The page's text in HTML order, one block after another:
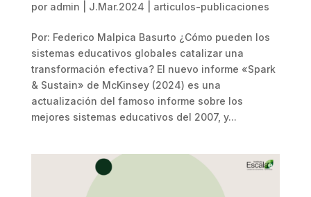
por admin J.Mar.2024 articulos-publicaciones
Por: Federico Malpica Basurto ¿Cómo pueden los
sistemas educativos globales catalizar una
transformación efectiva? El nuevo informe «Spark
& Sustain» de McKinsey (2024) es una
actualización del famoso informe sobre los
mejores sistemas educativos del 2007, y...